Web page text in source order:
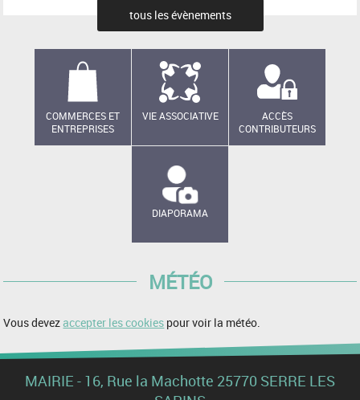
tous les évènements
COMMERCES ET
ENTREPRISES
VIE ASSOCIATIVE
ACCÈS
CONTRIBUTEURS
DIAPORAMA
MÉTÉO
Vous devezaccepter les cookies pour voir la météo.
MAIRIE - 16, Rue la Machotte 25770 SERRE LES